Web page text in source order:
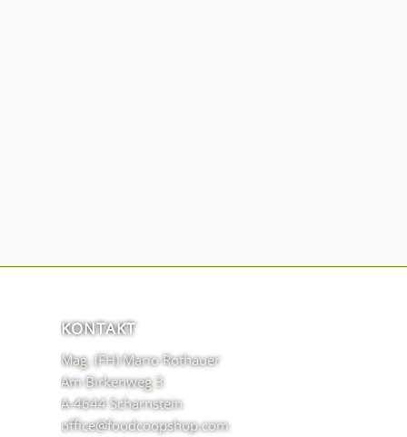
KONTAKT
Mag. (FH) Mario Rothauer
Am Birkenweg 3
A-4644 Scharnstein
office@foodcoopshop.com